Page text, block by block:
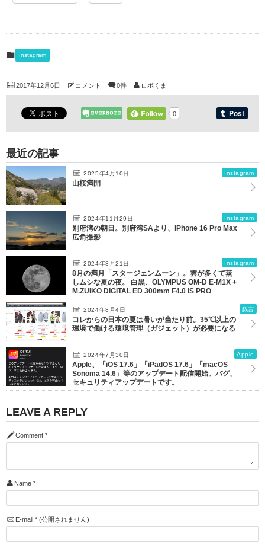
Instagram
2017年12月6日 コメント 0件 ロボくま
0
最近の記事
2025年4月10日 Instagram
山桜満開
2024年11月29日 Instagram
別府湾の朝日。別府湾SAより、iPhone 16 Pro Max
広角撮影
2024年8月21日 Instagram
8月の満月「スタージェンムーン」。雲が多くて蒸
しムシな夏の夜。 白黒、OLYMPUS OM-D E-M1X +
M.ZUIKO DIGITAL ED 300mm F4.0 IS PRO
2024年8月4日 戯言
コレからの日本の夏は暑いが当たり前。35℃以上の
環境で働ける環境管理（ガジェット）が必要になる
2024年7月30日 Apple
Apple、「iOS 17.6」「iPadOS 17.6」「macOS
Sonoma 14.6」等のアップデート配信開始。バグ、
セキュリティアップデートです。
LEAVE A REPLY
Comment *
Name *
E-mail *(公開されません)